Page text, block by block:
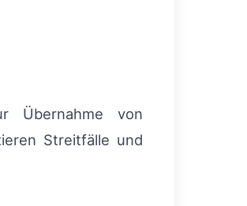
Übernahme von
Streitfälle und